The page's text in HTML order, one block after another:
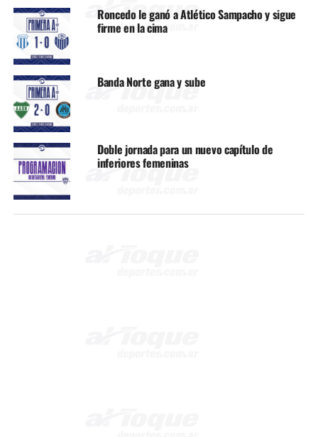
Roncedo le ganó a Atlético Sampacho y sigue
firme en la cima
Banda Norte gana y sube
Doble jornada para un nuevo capítulo de
inferiores femeninas